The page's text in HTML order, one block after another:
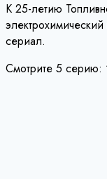
К 25-летию
сериал.
Смотрите 5 серию: